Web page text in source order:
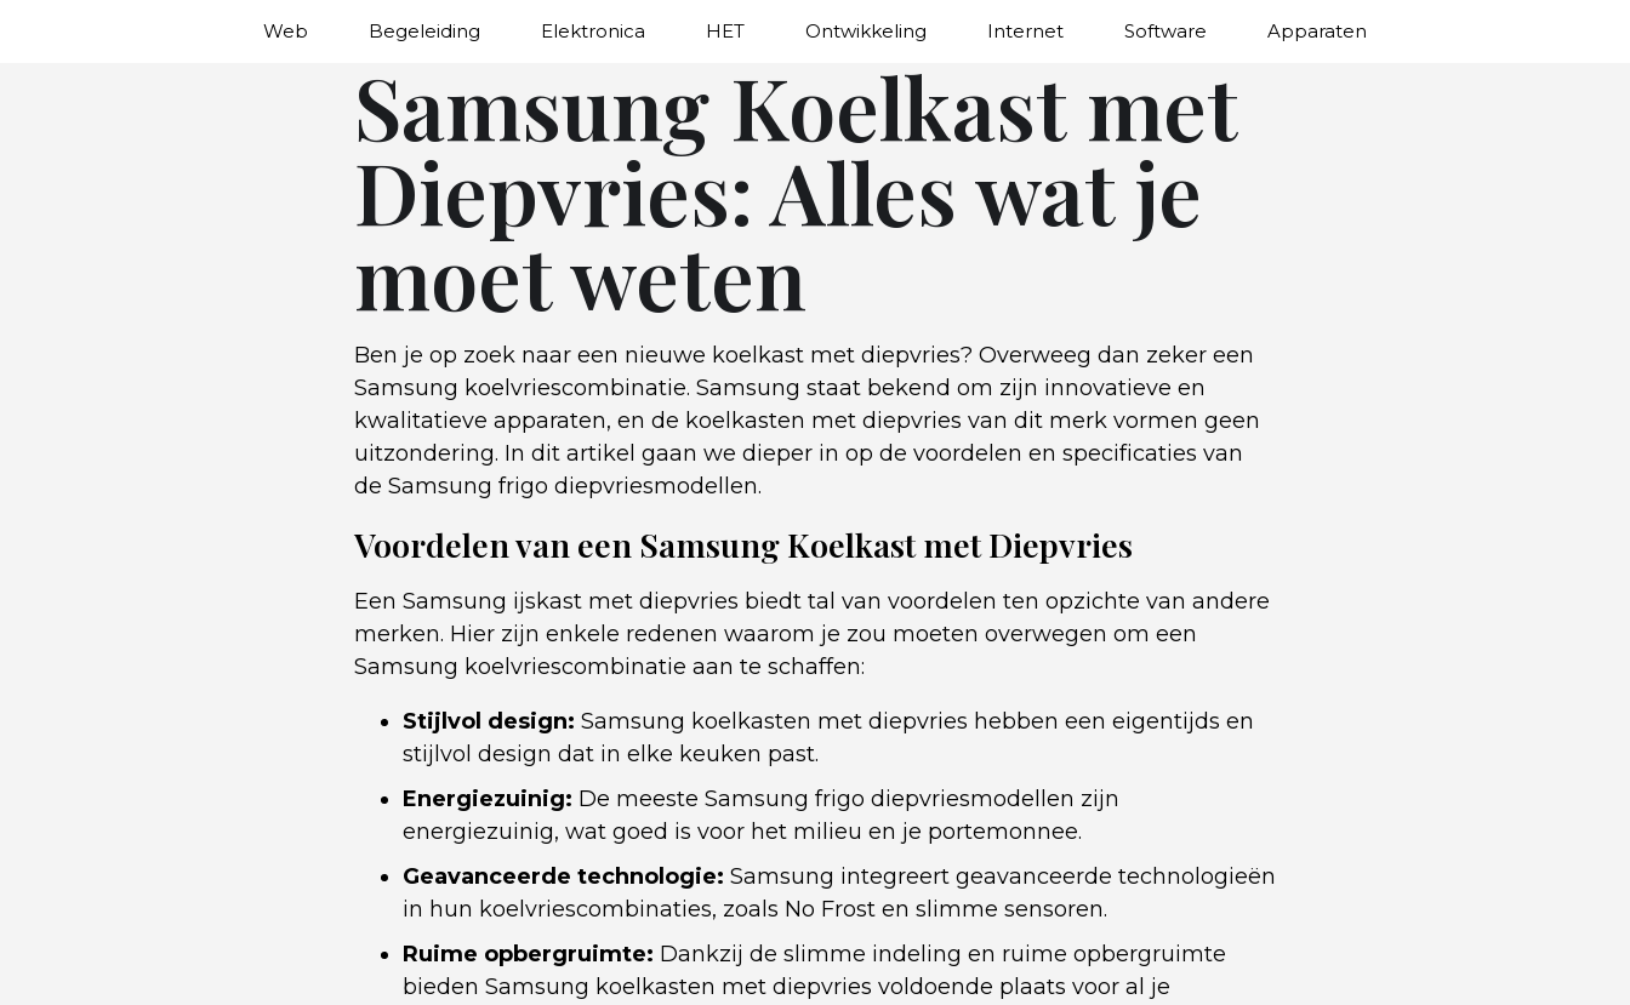
Web Begeleiding Elektronica HET Ontwikkeling Internet Software Apparaten
Samsung Koelkast met
Diepvries: Alles wat je
moet weten
Ben je op zoek naar een nieuwe koelkast met diepvries? Overweeg dan zeker een
Samsung koelvriescombinatie. Samsung staat bekend om zijn innovatieve en
kwalitatieve apparaten, en de koelkasten met diepvries van dit merk vormen geen
uitzondering. In dit artikel gaan we dieper in op de voordelen en specificaties van
de Samsung frigo diepvriesmodellen.
Voordelen van een Samsung Koelkast met Diepvries
Een Samsung ijskast met diepvries biedt tal van voordelen ten opzichte van andere
merken. Hier zijn enkele redenen waarom je zou moeten overwegen om een
Samsung koelvriescombinatie aan te schaffen:
Stijlvol design: Samsung koelkasten met diepvries hebben een eigentijds en
stijlvol design dat in elke keuken past.
Energiezuinig: De meeste Samsung frigo diepvriesmodellen zijn
energiezuinig, wat goed is voor het milieu en je portemonnee.
Geavanceerde technologie: Samsung integreert geavanceerde technologieën
in hun koelvriescombinaties, zoals No Frost en slimme sensoren.
Ruime opbergruimte: Dankzij de slimme indeling en ruime opbergruimte
bieden Samsung koelkasten met diepvries voldoende plaats voor al je